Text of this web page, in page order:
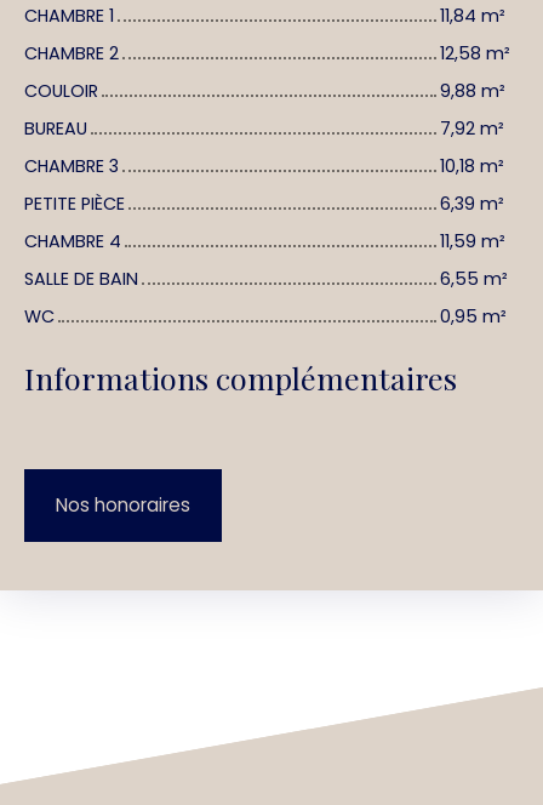
CHAMBRE 1
11,84 m²
CHAMBRE 2
12,58 m²
COULOIR
9,88 m²
BUREAU
7,92 m²
CHAMBRE 3
10,18 m²
PETITE PIÈCE
6,39 m²
CHAMBRE 4
11,59 m²
SALLE DE BAIN
6,55 m²
WC
0,95 m²
Informations complémentaires
Nos honoraires